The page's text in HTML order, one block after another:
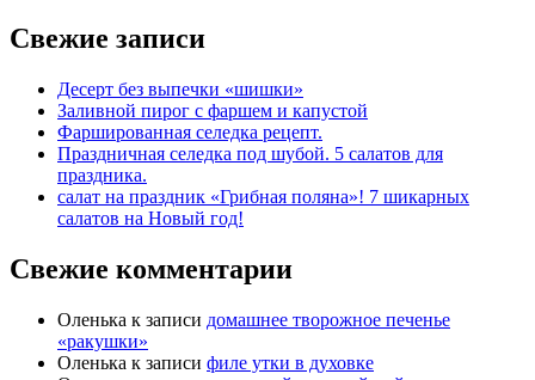
Свежие записи
Десерт без выпечки «шишки»
Заливной пирог с фаршем и капустой
Фаршированная селедка рецепт.
Праздничная селедка под шубой. 5 салатов для
праздника.
салат на праздник «Грибная поляна»! 7 шикарных
салатов на Новый год!
Свежие комментарии
Оленька к записи домашнее творожное печенье
«ракушки»
Оленька к записи филе утки в духовке